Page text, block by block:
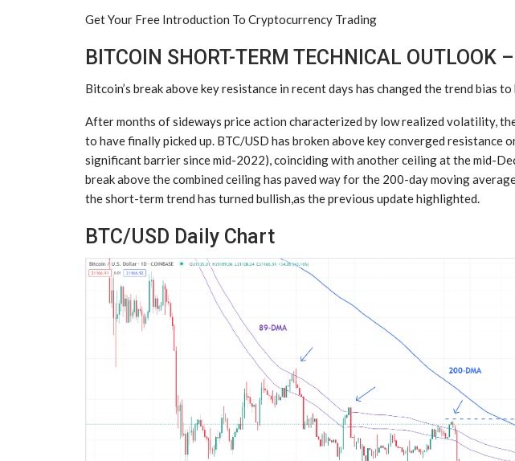
Get Your Free Introduction To Cryptocurrency Trading
BITCOIN SHORT-TERM TECHNICAL OUTLOOK
Bitcoin’s break above key resistance in recent days has changed the trend bias
After months of sideways price action characterized by low realized volatility,
to have finally picked up. BTC/USD has broken above key converged resistance
significant barrier since mid-2022), coinciding with another ceiling at the mid-
break above the combined ceiling has paved way for the 200-day moving
the short-term trend has turned bullish,as the previous update highlighted.
BTC/USD Daily Chart